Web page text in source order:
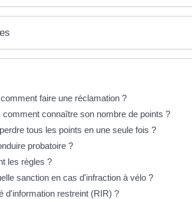
faire une réclamation ?
connaître son nombre de points ?
tous les points en une seule fois ?
probatoire ?
les règles ?
sanction en cas d'infraction à vélo ?
d'information restreint (RIR) ?